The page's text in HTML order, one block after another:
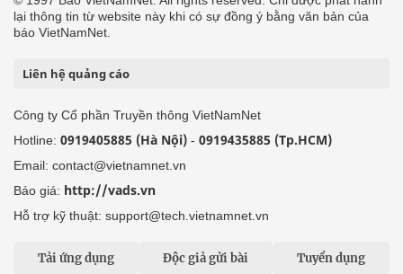
lại thông tin từ website này khi có sự đồng ý bằng văn bản của
báo VietNamNet.
Liên hệ quảng cáo
Công ty Cổ phần Truyền thông VietNamNet
Hotline: 0919405885 (Hà Nội) - 0919435885 (Tp.HCM)
Email: contact@vietnamnet.vn
Báo giá: http://vads.vn
Hỗ trợ kỹ thuật: support@tech.vietnamnet.vn
Tải ứng dụng Độc giả gửi bài Tuyển dụng